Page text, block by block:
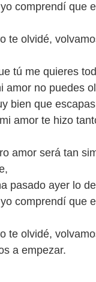
comprendí que
te olvidé,
tú me quieres
amor no puedes
bien que
amor te hizo
amor será tan
pasado ayer lo
comprendí que
te olvidé,
a empezar.